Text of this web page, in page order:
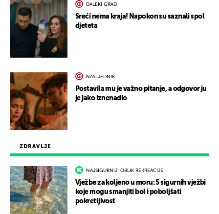
ZDRAVLJE
NAJSIGURNIJI OBLIK REKREACIJE
Vježbe za koljeno u moru: 5 sigurnih vježbi
koje mogu smanjiti bol i poboljšati
pokretljivost
DALEKI GRAD
Sreći nema kraja! Napokon su saznali spol
djeteta
NASLJEDNIK
Postavila mu je važno pitanje, a odgovor ju
je jako iznenadio